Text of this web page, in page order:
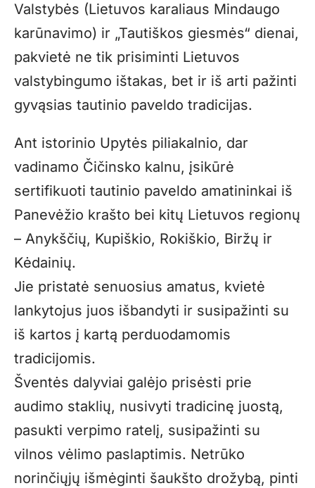
Valstybės (Lietuvos karaliaus Mindaugo
karūnavimo) ir „Tautiškos giesmės“ dienai,
pakvietė ne tik prisiminti Lietuvos
valstybingumo ištakas, bet ir iš arti pažinti
gyvąsias tautinio paveldo tradicijas.
Ant istorinio Upytės piliakalnio, dar
vadinamo Čičinsko kalnu, įsikūrė
sertifikuoti tautinio paveldo amatininkai iš
Panevėžio krašto bei kitų Lietuvos regionų
– Anykščių, Kupiškio, Rokiškio, Biržų ir
Kėdainių.
Jie pristatė senuosius amatus, kvietė
lankytojus juos išbandyti ir susipažinti su
iš kartos į kartą perduodamomis
tradicijomis.
Šventės dalyviai galėjo prisėsti prie
audimo staklių, nusivyti tradicinę juostą,
pasukti verpimo ratelį, susipažinti su
vilnos vėlimo paslaptimis. Netrūko
norinčiųjų išmėginti šaukšto drožybą, pinti